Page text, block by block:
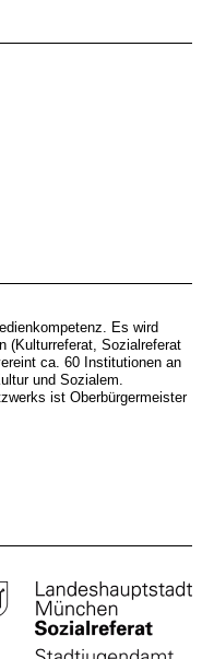
Es wird
(Kulturreferat, Sozialreferat
ca. 60 Institutionen an
und Sozialem.
ist Oberbürgermeister